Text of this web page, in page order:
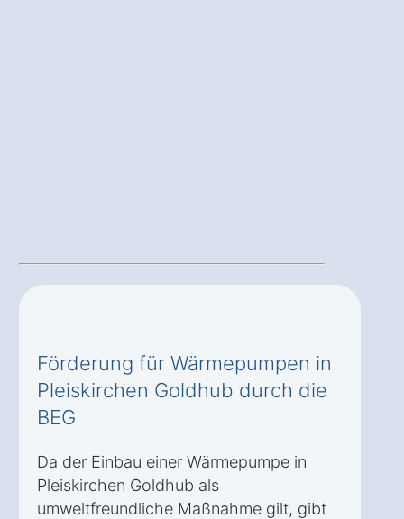
Förderung für Wärmepumpen in
Pleiskirchen Goldhub durch die
BEG
Da der Einbau einer Wärmepumpe in
Pleiskirchen Goldhub als
umweltfreundliche Maßnahme gilt, gibt